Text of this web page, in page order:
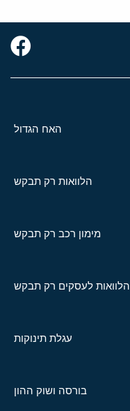
האח הגדול
הלוואות רק תבקש
מימון רכב רק תבקש
הלוואות לעסקים רק תבקש
עגלת תינוקות
בורסה ושוק ההון